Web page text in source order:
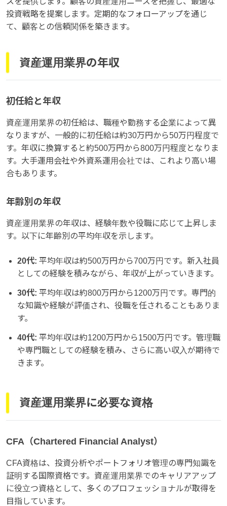
投資戦略を提案します。定期的なフォローアップを通じ
て、顧客との信頼関係を築きます。
資産運用業界の年収
初任給と年収
資産運用業界の初任給は、職種や勤務する企業によって異
なりますが、一般的に初任給は約30万円から50万円程度で
す。年収に換算すると約500万円から800万円程度となりま
す。大手運用会社や外資系運用会社では、これより高い場
合もあります。
年齢別の年収
資産運用業界の年収は、経験年数や役職に応じて上昇しま
す。以下に年齢別の平均年収を示します。
20代: 平均年収は約500万円から700万円です。新入社員
としての経験を積みながら、年収が上がっていきます。
30代: 平均年収は約800万円から1200万円です。専門的
な知識や経験が評価され、役職を任されることもありま
す。
40代: 平均年収は約1200万円から1500万円です。管理職
や専門職としての経験を積み、さらに高い収入が期待で
きます。
資産運用業界に必要な資格
CFA（Chartered Financial Analyst）
CFA資格は、投資分析やポートフォリオ管理の専門知識を
証明する国際資格です。資産運用業界でのキャリアアップ
に役立つ資格として、多くのプロフェッショナルが取得を
目指しています。